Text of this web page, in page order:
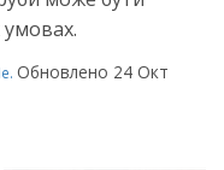
. Обновлено 24 Окт